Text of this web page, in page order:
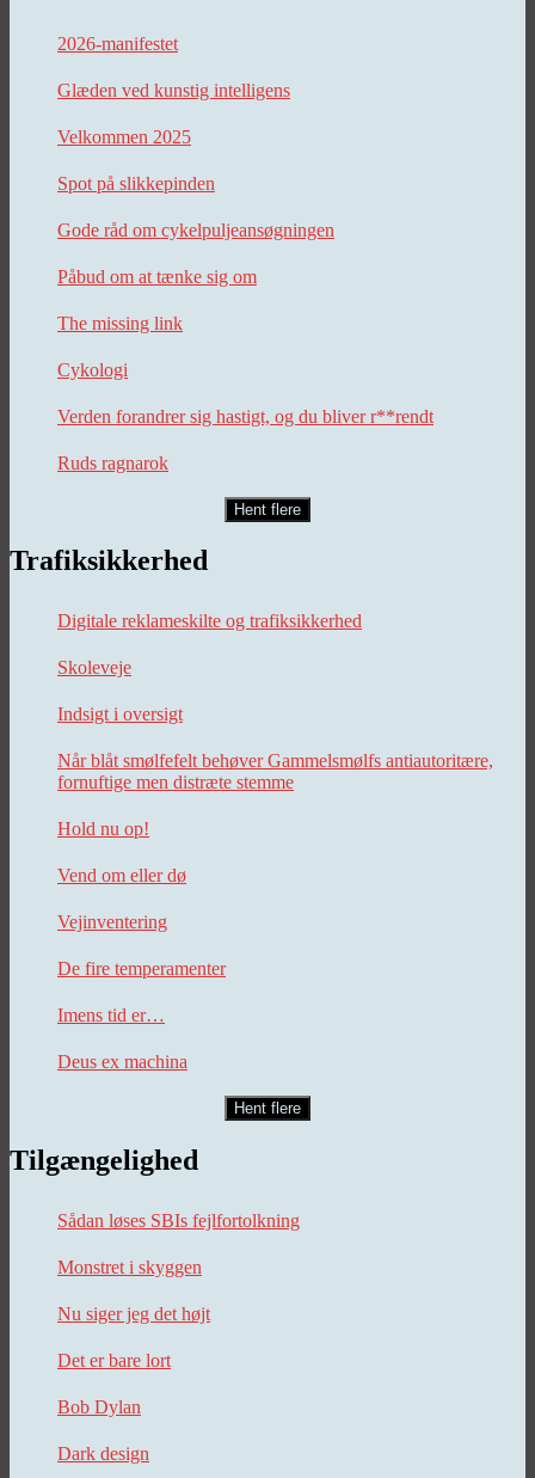
2026-manifestet
Glæden ved kunstig intelligens
Velkommen 2025
Spot på slikkepinden
Gode råd om cykelpuljeansøgningen
Påbud om at tænke sig om
The missing link
Cykologi
Verden forandrer sig hastigt, og du bliver r**rendt
Ruds ragnarok
Hent flere
Trafiksikkerhed
Digitale reklameskilte og trafiksikkerhed
Skoleveje
Indsigt i oversigt
Når blåt smølfefelt behøver Gammelsmølfs antiautoritære,
fornuftige men distræte stemme
Hold nu op!
Vend om eller dø
Vejinventering
De fire temperamenter
Imens tid er…
Deus ex machina
Hent flere
Tilgængelighed
Sådan løses SBIs fejlfortolkning
Monstret i skyggen
Nu siger jeg det højt
Det er bare lort
Bob Dylan
Dark design